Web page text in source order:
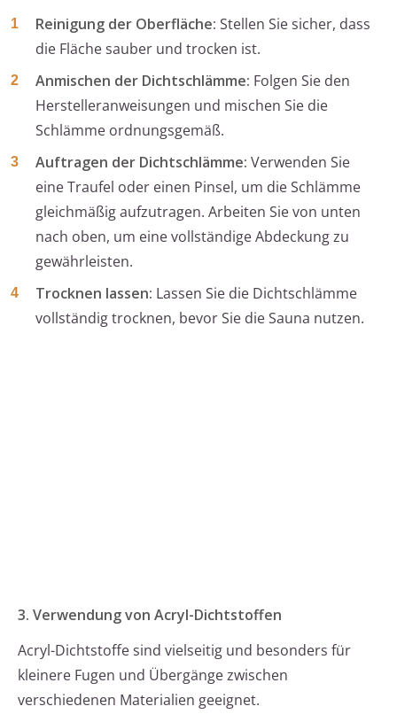
Reinigung der Oberfläche: Stellen Sie sicher, dass
die Fläche sauber und trocken ist.
Anmischen der Dichtschlämme: Folgen Sie den
Herstelleranweisungen und mischen Sie die
Schlämme ordnungsgemäß.
Auftragen der Dichtschlämme: Verwenden Sie
eine Traufel oder einen Pinsel, um die Schlämme
gleichmäßig aufzutragen. Arbeiten Sie von unten
nach oben, um eine vollständige Abdeckung zu
gewährleisten.
Trocknen lassen: Lassen Sie die Dichtschlämme
vollständig trocknen, bevor Sie die Sauna nutzen.
3. Verwendung von Acryl-Dichtstoffen
Acryl-Dichtstoffe sind vielseitig und besonders für
kleinere Fugen und Übergänge zwischen
verschiedenen Materialien geeignet.